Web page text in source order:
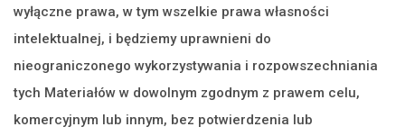
wyłączne prawa, w tym wszelkie prawa własności
intelektualnej, i będziemy uprawnieni do
nieograniczonego wykorzystywania i rozpowszechniania
tych Materiałów w dowolnym zgodnym z prawem celu,
komercyjnym lub innym, bez potwierdzenia lub